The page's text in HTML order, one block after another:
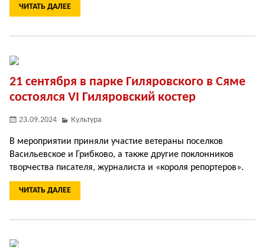
ЧИТАТЬ ДАЛЕЕ
21 сентября в парке Гиляровского в Сяме
состоялся VI Гиляровский костер
23.09.2024 Культура
В мероприятии приняли участие ветераны поселков
Васильевское и Грибково, а также другие поклонников
творчества писателя, журналиста и «короля репортеров».
ЧИТАТЬ ДАЛЕЕ